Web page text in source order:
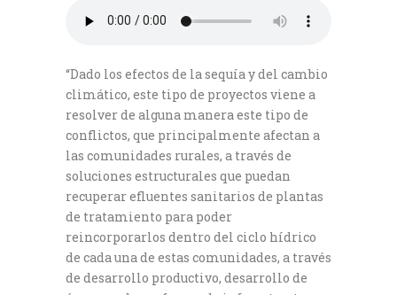
“Dado los efectos de la sequía y del cambio
climático, este tipo de proyectos viene a
resolver de alguna manera este tipo de
conflictos, que principalmente afectan a
las comunidades rurales, a través de
soluciones estructurales que puedan
recuperar efluentes sanitarios de plantas
de tratamiento para poder
reincorporarlos dentro del ciclo hídrico
de cada una de estas comunidades, a través
de desarrollo productivo, desarrollo de